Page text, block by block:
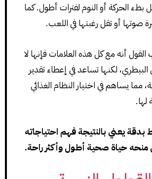
بطء الحركة أو النوم لفترات أطول. كما
صوتها أو تقل رغبتها في اللعب.
أنه مع كل هذه العلامات فإنها لا
لكنها تساعد في إعطاء تقدير
مما يساهم في اختيار النظام الغذائي
لها.
يعني بالنتيجة فهم احتياجاته
منحه حياة صحية أطول وأكثر راحة.